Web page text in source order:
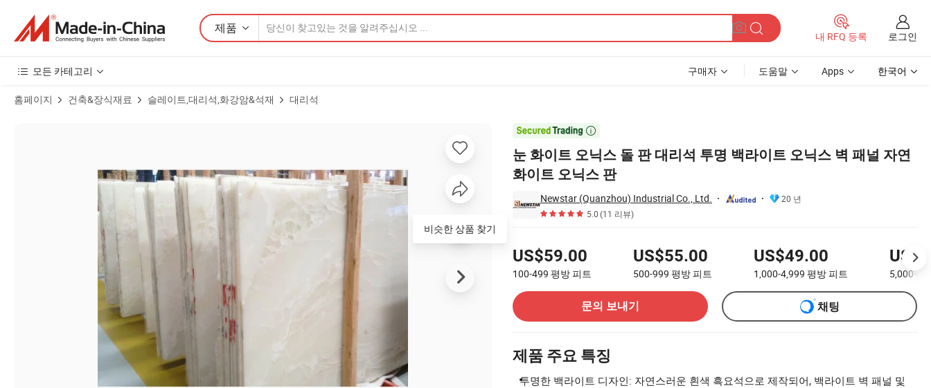
제품
내 RFQ 등록 로그인
모든 카테고리 구매자 도움말 Apps 한국어
홈페이지 건축&장식재료 슬레이트,대리석,화강암&석재 대리석

눈 화이트 오닉스 돌 판 대리석 투명 백라이트 오닉스 벽 패널 자연
화이트 오닉스 판
Newstar (Quanzhou) Industrial Co., Ltd.
20 년
5.0(11 리뷰)
US$59.00
100-499 평방 피트
US$55.00
500-999 평방 피트
US$49.00
1,000-4,999 평방 피트 5,000+
문의 보내기
채팅
제품 주요 특징
투명한 백라이트 디자인: 자연스러운 흰색 흑요석으로 제작되어, 백라이트 벽 패널 및
비슷한 상품 찾기